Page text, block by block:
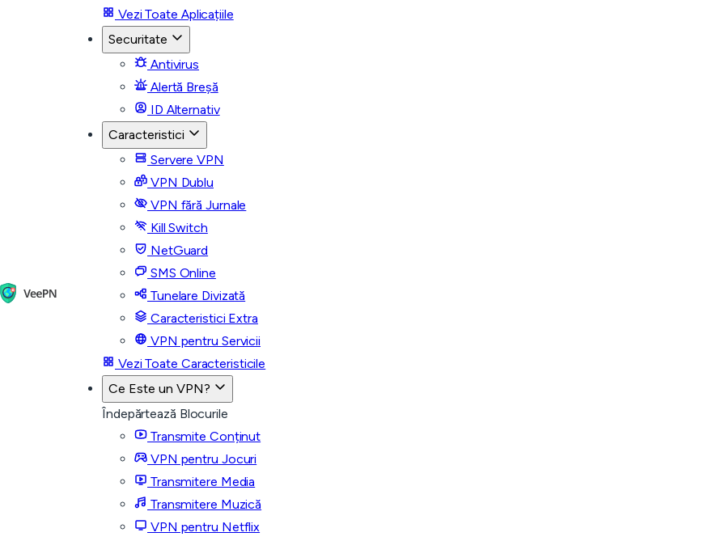
Vezi Toate Aplicațiile
Securitate
Antivirus
Alertă Breșă
ID Alternativ
Caracteristici
Servere VPN
VPN Dublu
VPN fără Jurnale
Kill Switch
NetGuard
SMS Online
Tunelare Divizată
Caracteristici Extra
VPN pentru Servicii
Vezi Toate Caracteristicile
Ce Este un VPN?
Îndepărtează Blocurile
Transmite Conținut
VPN pentru Jocuri
Transmitere Media
Transmitere Muzică
VPN pentru Netflix